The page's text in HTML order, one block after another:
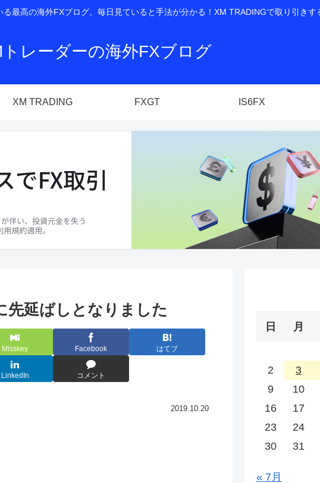
最高の海外FXブログ。毎日見ていると手法が分かる！XM TRADINGで取り引きす
トレーダーの海外FXブログ
XM TRADING FXGT IS6FX
先延ばしとなりました
Misskey Facebook はてブ
LinkedIn コメント
2019.10.20
日 月
2
3
9
10
16
17
23
24
30
31
« 7月